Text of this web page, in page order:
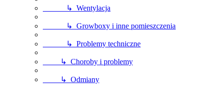
↳ Wentylacja
↳ Growboxy i inne pomieszczenia
↳ Problemy techniczne
↳ Choroby i problemy
↳ Odmiany